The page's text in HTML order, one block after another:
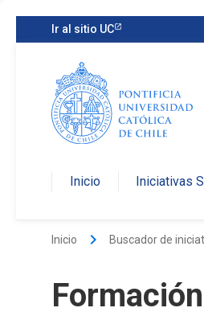
Ir al sitio UC
Inicio Iniciativas
Inicio keyboard_arrow_right Buscador de